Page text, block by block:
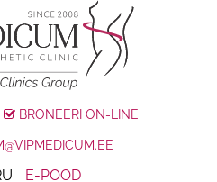
BRONEERI ON-LINE
E-POOD